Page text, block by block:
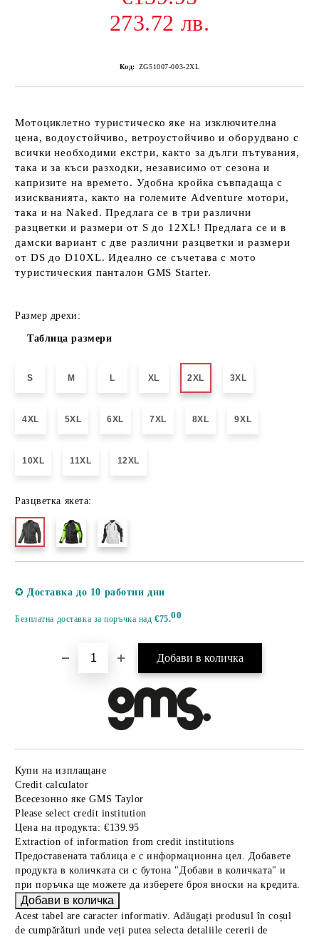
273.72 лв.
Код: ZG51007-003-2XL
Мотоциклетно туристическо яке на изключителна
цена, водоустойчиво, ветроустойчиво и оборудвано с
всички необходими екстри, както за дълги пътувания,
така и за къси разходки, независимо от сезона и
капризите на времето. Удобна кройка съвпадаща с
изискванията, както на големите Adventure мотори,
така и на Naked. Предлага се в три различни
разцветки и размери от S до 12XL! Предлага се и в
дамски вариант с две различни разцветки и размери
от DS до D10XL. Идеално се съчетава с мото
туристическия панталон GMS Starter.
Размер дрехи:
Таблица размери
S M L XL 2XL 3XL
4XL 5XL 6XL 7XL 8XL 9XL
10XL 11XL 12XL
Разцветка якета:
✪ Доставка до 10 работни дни
Безплатна доставка за поръчка над€75.00
Купи на изплащане
Credit calculator
Всесезонно яке GMS Taylor
Please select credit institution
Цена на продукта: €139.95
Extraction of information from credit institutions
Предоставената таблица е с информационна цел. Добавете
продукта в количката си с бутона "Добави в количката" и
при поръчка ще можете да изберете броя вноски на кредита.
Acest tabel are caracter informativ. Adăugați produsul în coșul
de cumpărături unde veți putea selecta detaliile cererii de